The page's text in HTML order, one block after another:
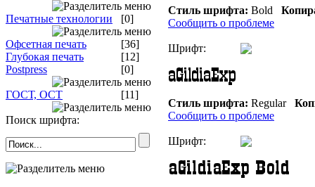
Печатные технологии [0]
Офсетная печать
[36]
Глубокая печать
[12]
Postpress
[0]
ГОСТ, ОСТ [11]
Поиск шрифта:
Стиль шрифта: Bold
Сообщить о проблеме
Шрифт:
Стиль шрифта: Regular
Сообщить о проблеме
Шрифт: